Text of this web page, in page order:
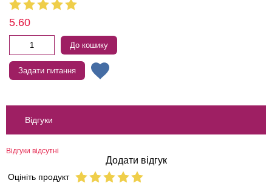
5.60
До кошику
Задати питання
Відгуки
Відгуки відсутні
Додати відгук
Оцініть продукт